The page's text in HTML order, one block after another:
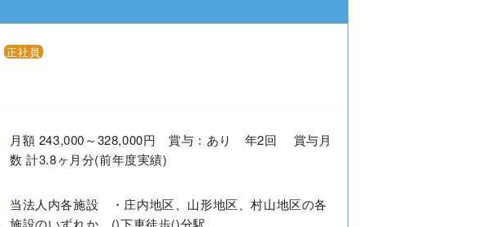
正社員
月額 243,000～328,000円 賞与：あり 年2回 賞与月
数 計3.8ヶ月分(前年度実績)
当法人内各施設 ・庄内地区、山形地区、村山地区の各
施設のいずれか ()下車徒歩()分駅